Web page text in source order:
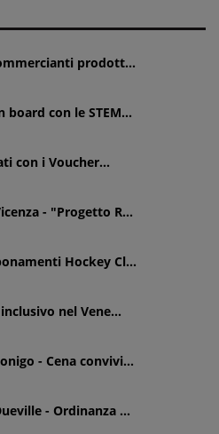
prodott...
con le STEM...
con i Voucher...
- "Progetto R...
Hockey Cl...
nel Vene...
- Cena convivi...
- Ordinanza ...